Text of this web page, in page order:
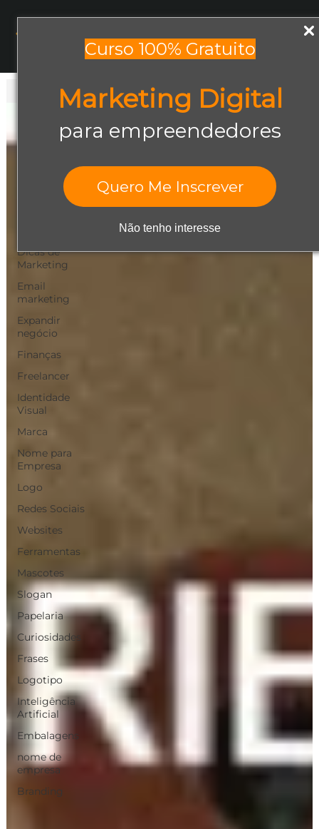
Curso 100% Gratuito
Marketing Digital
para empreendedores
Quero Me Inscrever
Não tenho interesse
Abrir negócio
Design Gráfico
Dicas de
Marketing
Email
marketing
Expandir
negócio
Finanças
Freelancer
Identidade
Visual
Marca
Nome para
Empresa
Logo
Redes Sociais
Websites
Ferramentas
Mascotes
Slogan
Papelaria
Curiosidades
Frases
Logotipo
Inteligência
Artificial
Embalagens
nome de
empresa
Branding
Todos os posts